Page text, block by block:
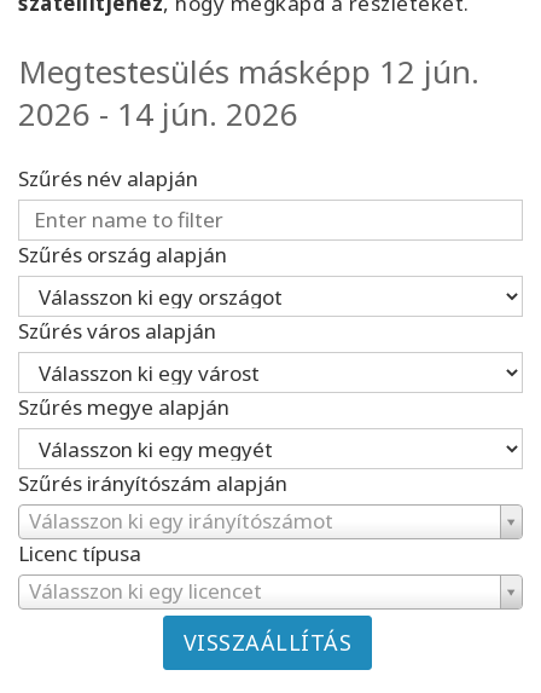
Megtestesülés másképp 12 jún.
2026 - 14 jún. 2026
Szűrés név alapján
Szűrés ország alapján
Szűrés város alapján
Szűrés megye alapján
Szűrés irányítószám alapján
Válasszon ki egy irányítószámot
Licenc típusa
Válasszon ki egy licencet
VISSZAÁLLÍTÁS